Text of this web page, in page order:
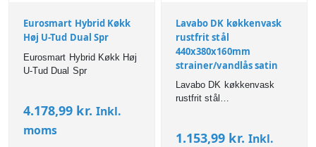
Eurosmart Hybrid Køkk
Høj U-Tud Dual Spr
Eurosmart Hybrid Køkk Høj
U-Tud Dual Spr
4.178,99 kr. Inkl.
moms
Lavabo DK køkkenvask
rustfrit stål
440x380x160mm
strainer/vandlås satin
Lavabo DK køkkenvask
rustfrit stål
1.153,99 kr. Inkl.